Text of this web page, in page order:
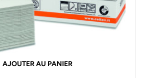
AJOUTER AU PANIER